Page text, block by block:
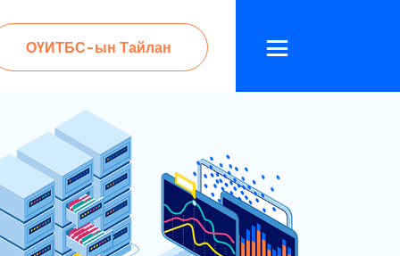
ОҮИТБС-ын Тайлан